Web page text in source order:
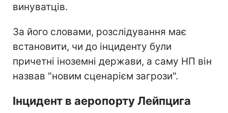
винуватців.
За його словами, розслідування має
встановити, чи до інциденту були
причетні іноземні держави, а саму НП він
назвав "новим сценарієм загрози".
Інцидент в аеропорту Лейпцига